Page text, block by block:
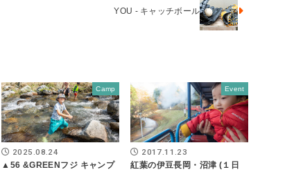
YOU - キャッチボール
Camp
2025.08.24
▲56 &GREENフジ キャンプ
Event
2017.11.23
紅葉の伊豆長岡・沼津 (１日